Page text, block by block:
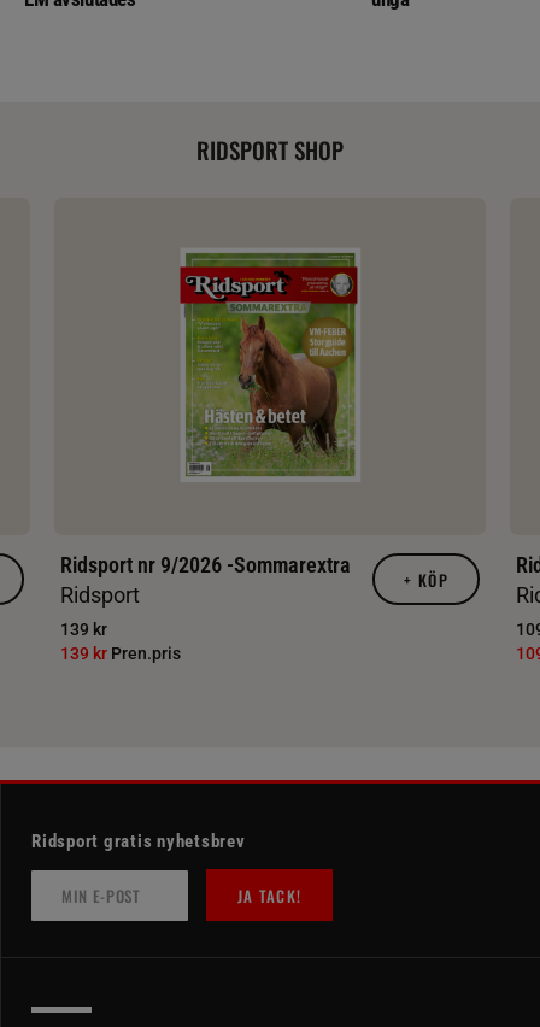
RIDSPORT SHOP
Ridsport nr 9/2026 -Sommarextra
Ridsport
139 kr
139 kr Pren.pris
+ KÖP
Ridsport gratis nyhetsbrev
JA TACK!